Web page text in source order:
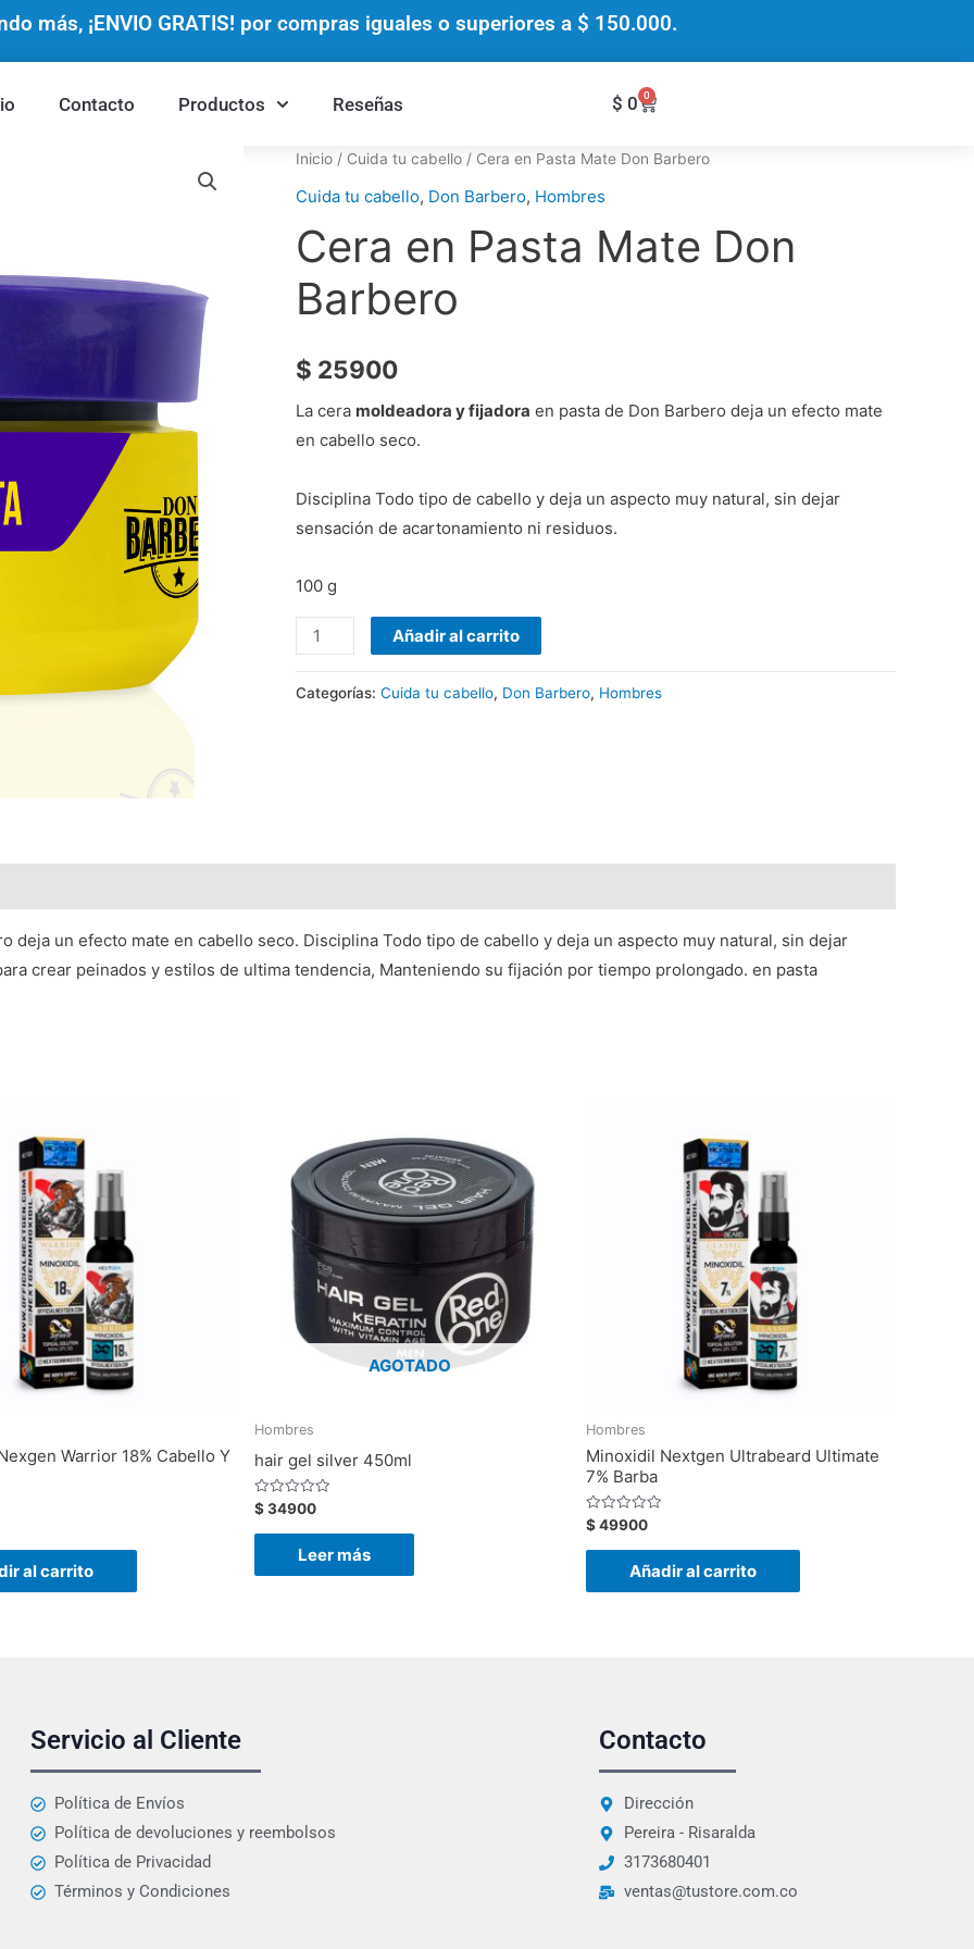
más, ¡ENVIO GRATIS! por compras iguales o superiores a $ 150.000.
Contacto Productos Reseñas $ 0 0
Cart
Inicio / Cuida tu cabello / Cera en Pasta Mate Don Barbero
Cuida tu cabello, Don Barbero, Hombres
Cera en Pasta Mate Don
Barbero
$ 25900
La cera moldeadora y fijadora en pasta de Don Barbero deja un efecto mate
en cabello seco.
Disciplina Todo tipo de cabello y deja un aspecto muy natural, sin dejar
sensación de acartonamiento ni residuos.
100 g
Cera
en
Mate
Barbero
Añadir al carrito
Categorías: Cuida tu cabello, Don Barbero, Hombres
deja un efecto mate en cabello seco. Disciplina Todo tipo de cabello y deja un aspecto muy natural, sin dejar
crear peinados y estilos de ultima tendencia, Manteniendo su fijación por tiempo prolongado. en pasta
Warrior 18% Cabello Y
al carrito
AGOTADO
Hombres
hair gel silver 450ml
Valorado
con
0
$34900
Leer más
Hombres
Minoxidil Nextgen Ultrabeard Ultimate
7% Barba
Valorado
con
0
$49900
Añadir al carrito
Servicio al Cliente
Política de Envíos
Política de devoluciones y reembolsos
Política de Privacidad
Términos y Condiciones
Contacto
Dirección
Pereira - Risaralda
3173680401
ventas@tustore.com.co